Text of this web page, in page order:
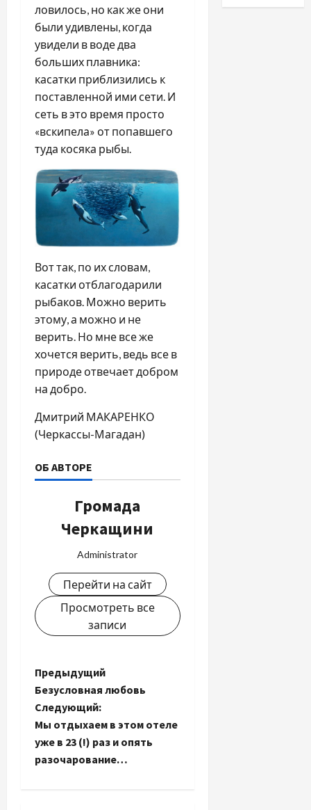
ловилось, но как же они
были удивлены, когда
увидели в воде два
больших плавника:
касатки приблизились к
поставленной ими сети. И
сеть в это время просто
«вскипела» от попавшего
туда косяка рыбы.
Вот так, по их словам,
касатки отблагодарили
рыбаков. Можно верить
этому, а можно и не
верить. Но мне все же
хочется верить, ведь все в
природе отвечает добром
на добро.
Дмитрий МАКАРЕНКО
(Черкассы-Магадан)
ОБ АВТОРЕ
Громада
Черкащини
Administrator
Перейти на сайт
Просмотреть все
записи
Н
а
в
и
Предыдущий
Безусловная любовь
Следующий:
Мы отдыхаем в этом отеле
уже в 23 (!) раз и опять
разочарование…